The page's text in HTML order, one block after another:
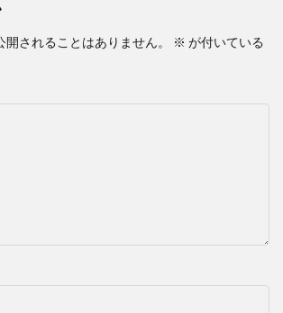
開されることはありません。 ※ が付いている